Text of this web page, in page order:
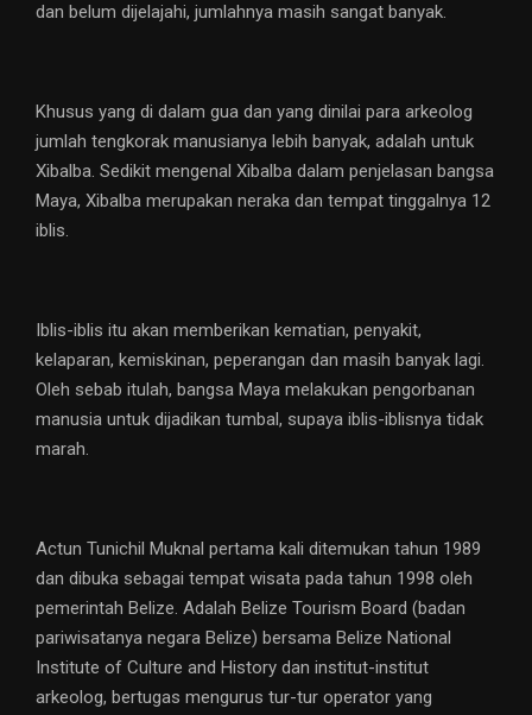
dan belum dijelajahi, jumlahnya masih sangat banyak.
Khusus yang di dalam gua dan yang dinilai para arkeolog
jumlah tengkorak manusianya lebih banyak, adalah untuk
Xibalba. Sedikit mengenal Xibalba dalam penjelasan bangsa
Maya, Xibalba merupakan neraka dan tempat tinggalnya 12
iblis.
Iblis-iblis itu akan memberikan kematian, penyakit,
kelaparan, kemiskinan, peperangan dan masih banyak lagi.
Oleh sebab itulah, bangsa Maya melakukan pengorbanan
manusia untuk dijadikan tumbal, supaya iblis-iblisnya tidak
marah.
Actun Tunichil Muknal pertama kali ditemukan tahun 1989
dan dibuka sebagai tempat wisata pada tahun 1998 oleh
pemerintah Belize. Adalah Belize Tourism Board (badan
pariwisatanya negara Belize) bersama Belize National
Institute of Culture and History dan institut-institut
arkeolog, bertugas mengurus tur-tur operator yang